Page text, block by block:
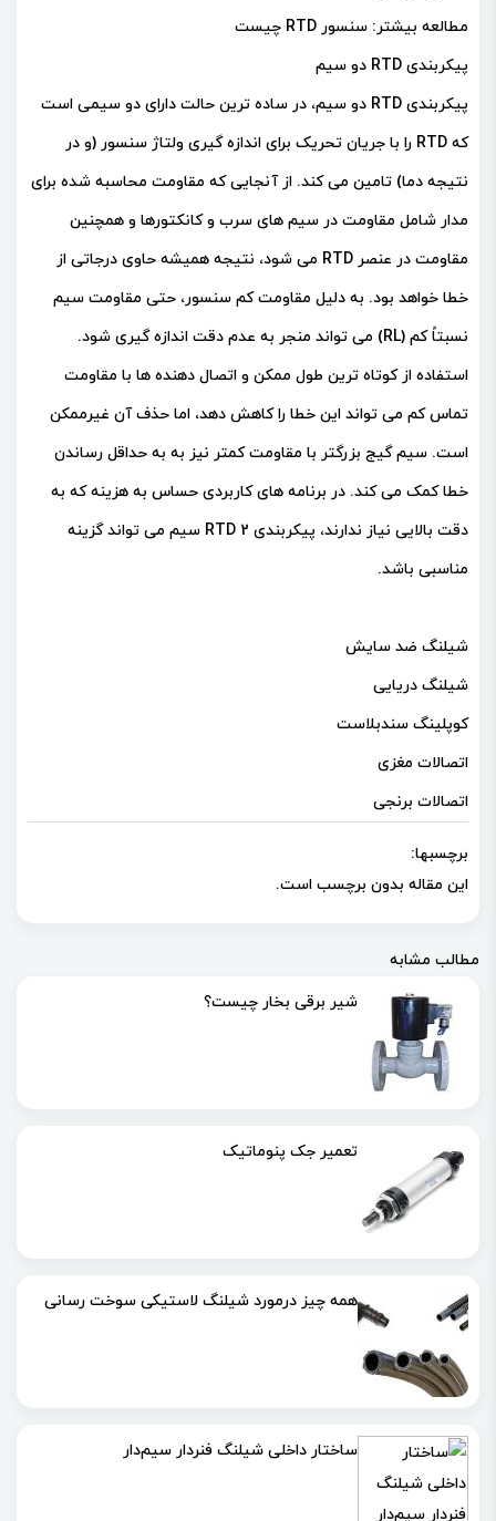
مطالعه بیشتر: سنسور RTD چیست
پیکربندی RTD دو سیم
پیکربندی RTD دو سیم، در ساده ترین حالت دارای دو سیمی است
که RTD را با جریان تحریک برای اندازه گیری ولتاژ سنسور (و در
نتیجه دما) تامین می کند. از آنجایی که مقاومت محاسبه شده برای
مدار شامل مقاومت در سیم های سرب و کانکتورها و همچنین
مقاومت در عنصر RTD می شود، نتیجه همیشه حاوی درجاتی از
خطا خواهد بود. به دلیل مقاومت کم سنسور، حتی مقاومت سیم
نسبتاً کم (RL) می تواند منجر به عدم دقت اندازه گیری شود.
استفاده از کوتاه ترین طول ممکن و اتصال دهنده ها با مقاومت
تماس کم می تواند این خطا را کاهش دهد، اما حذف آن غیرممکن
است. سیم گیج بزرگتر با مقاومت کمتر نیز به به حداقل رساندن
خطا کمک می کند. در برنامه های کاربردی حساس به هزینه که به
دقت بالایی نیاز ندارند، پیکربندی RTD 2 سیم می تواند گزینه
مناسبی باشد.
شیلنگ ضد سایش
شیلنگ دریایی
کوپلینگ سندبلاست
اتصالات مغزی
اتصالات برنجی
برچسبها:
این مقاله بدون برچسب است.
مطالب مشابه
شیر برقی بخار چیست؟
تعمیر جک پنوماتیک
همه چیز درمورد شیلنگ لاستیکی سوخت رسانی
ساختار داخلی شیلنگ فنردار سیم‌دار